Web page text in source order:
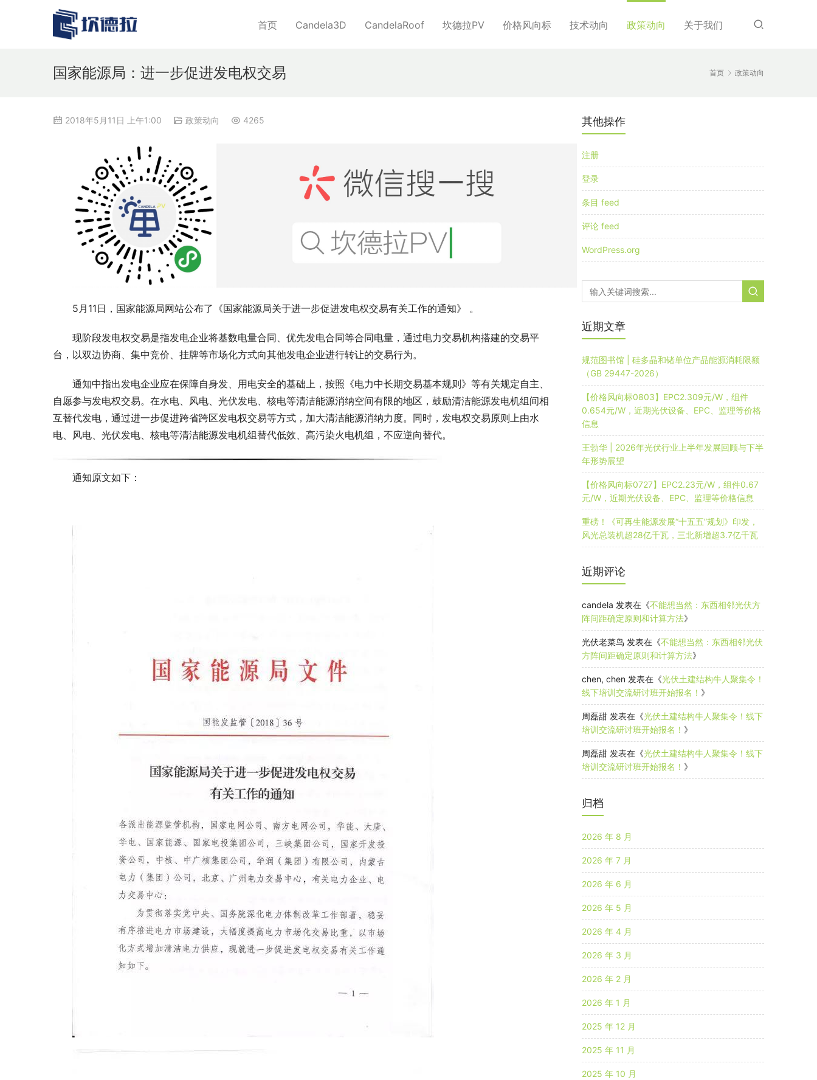
首页 Candela3D CandelaRoof 坎德拉PV 价格风向标 技术动向 政策动向 关于我们
首页 政策动向
国家能源局：进一步促进发电权交易
2018年5月11日 上午1:00 政策动向 4265
5月11日，国家能源局网站公布了《国家能源局关于进一步促进发电权交易有关工作的通知》 。
现阶段发电权交易是指发电企业将基数电量合同、优先发电合同等合同电量，通过电力交易机构搭建的交易平
台，以双边协商、集中竞价、挂牌等市场化方式向其他发电企业进行转让的交易行为。
通知中指出发电企业应在保障自身发、用电安全的基础上，按照《电力中长期交易基本规则》等有关规定自主、
自愿参与发电权交易。在水电、风电、光伏发电、核电等清洁能源消纳空间有限的地区，鼓励清洁能源发电机组间相
互替代发电，通过进一步促进跨省跨区发电权交易等方式，加大清洁能源消纳力度。同时，发电权交易原则上由水
电、风电、光伏发电、核电等清洁能源发电机组替代低效、高污染火电机组，不应逆向替代。
通知原文如下：
其他操作
注册
登录
条目 feed
评论 feed
WordPress.org
近期文章
规范图书馆 | 硅多晶和锗单位产品能源消耗限额
（GB 29447-2026）
【价格风向标0803】EPC2.309元/W，组件
0.654元/W，近期光伏设备、EPC、监理等价格
信息
王勃华 | 2026年光伏行业上半年发展回顾与下半
年形势展望
【价格风向标0727】EPC2.23元/W，组件0.67
元/W，近期光伏设备、EPC、监理等价格信息
重磅！《可再生能源发展“十五五”规划》印发，
风光总装机超28亿千瓦，三北新增超3.7亿千瓦
近期评论
candela 发表在《不能想当然：东西相邻光伏方
阵间距确定原则和计算方法》
光伏老菜鸟 发表在《不能想当然：东西相邻光伏
方阵间距确定原则和计算方法》
chen, chen 发表在《光伏土建结构牛人聚集令！
线下培训交流研讨班开始报名！ 》
周磊甜 发表在《光伏土建结构牛人聚集令！线下
培训交流研讨班开始报名！ 》
周磊甜 发表在《光伏土建结构牛人聚集令！线下
培训交流研讨班开始报名！ 》
归档
2026 年 8 月
2026 年 7 月
2026 年 6 月
2026 年 5 月
2026 年 4 月
2026 年 3 月
2026 年 2 月
2026 年 1 月
2025 年 12 月
2025 年 11 月
2025 年 10 月